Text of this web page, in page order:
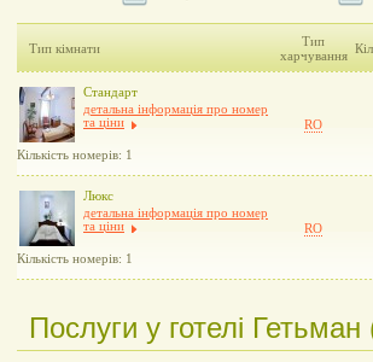
Тип кімнати
Тип
харчування
Стандарт
детальна інформація про номер
та ціни
Кількість номерів: 1
RO
Люкс
детальна інформація про номер
та ціни
Кількість номерів: 1
RO
Послуги у готелі